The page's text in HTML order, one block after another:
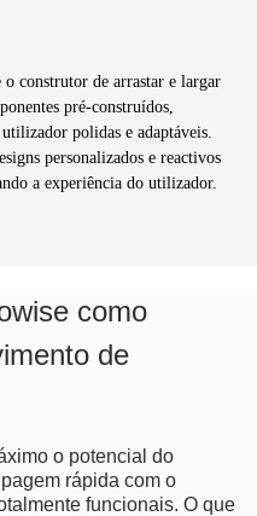
o construtor de arrastar e largar
pré-construídos,
polidas e adaptáveis.
personalizados e reactivos
a experiência do utilizador.
como
de
o potencial do
rápida com o
funcionais. O que